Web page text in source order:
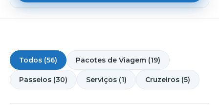
Todos (56) Pacotes de Viagem (19)
Passeios (30) Serviços (1) Cruzeiros (5)